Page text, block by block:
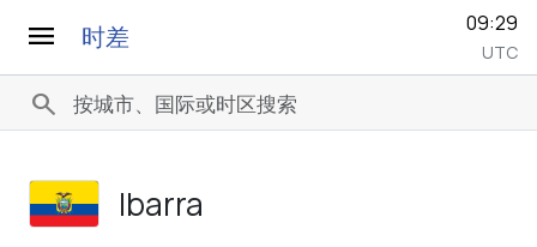
menu 时差 09:29
UTC
search
Ibarra